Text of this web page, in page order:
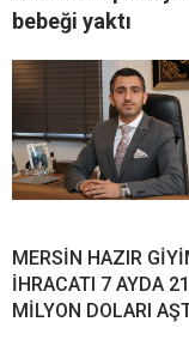
bebeği yaktı
MERSİN HAZIR
İHRACATI 7 AYDA
MİLYON DOLARI